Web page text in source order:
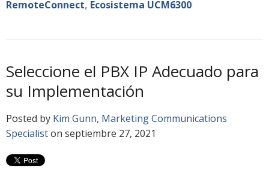
RemoteConnect, Ecosistema UCM6300
Seleccione el PBX IP Adecuado para
su Implementación
Posted by Kim Gunn, Marketing Communications
Specialiston septiembre 27, 2021